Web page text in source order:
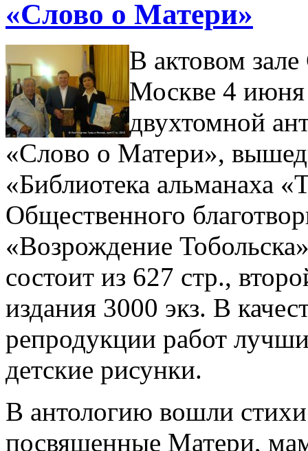
«Слово о Матери»
В актовом
Москве 4 июня
двухтомной
«Слово о Матери»,
«Библиотека альманаха
Общественного
«Возрождение
состоит из 627 стр.,
издания 3000 экз. В
репродукции работ
детские рисунки.
В антологию вошли
посвященные Матери,